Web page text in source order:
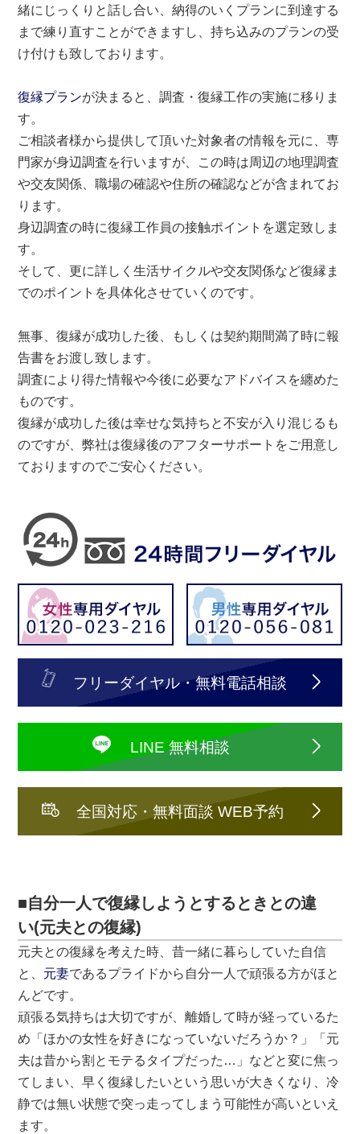
緒にじっくりと話し合い、納得のいくプランに到達する
まで練り直すことができますし、持ち込みのプランの受
け付けも致しております。
復縁プランが決まると、調査・復縁工作の実施に移りま
す。
ご相談者様から提供して頂いた対象者の情報を元に、専
門家が身辺調査を行いますが、この時は周辺の地理調査
や交友関係、職場の確認や住所の確認などが含まれてお
ります。
身辺調査の時に復縁工作員の接触ポイントを選定致しま
す。
そして、更に詳しく生活サイクルや交友関係など復縁ま
でのポイントを具体化させていくのです。
無事、復縁が成功した後、もしくは契約期間満了時に報
告書をお渡し致します。
調査により得た情報や今後に必要なアドバイスを纏めた
ものです。
復縁が成功した後は幸せな気持ちと不安が入り混じるも
のですが、弊社は復縁後のアフターサポートをご用意し
ておりますのでご安心ください。
フリーダイヤル・無料電話相談
LINE 無料相談
全国対応・無料面談 WEB予約
■自分一人で復縁しようとするときとの違
い(元夫との復縁)
元夫との復縁を考えた時、昔一緒に暮らしていた自信
と、 元妻であるプライドから自分一人で頑張る方がほと
んどです。
頑張る気持ちは大切ですが、離婚して時が経っているた
め「ほかの女性を好きになっていないだろうか？」「元
夫は昔から割とモテるタイプだった…」などと変に焦っ
てしまい、早く復縁したいという思いが大きくなり、冷
静では無い状態で突っ走ってしまう可能性が高いといえ
ます。